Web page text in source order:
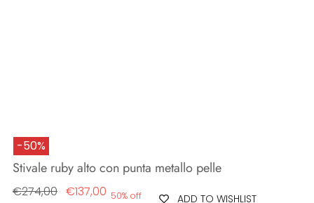
-50%
Stivale ruby alto con punta metallo pelle
Regular
€274,00 €137,00 50% off ADD TO WISHLIST